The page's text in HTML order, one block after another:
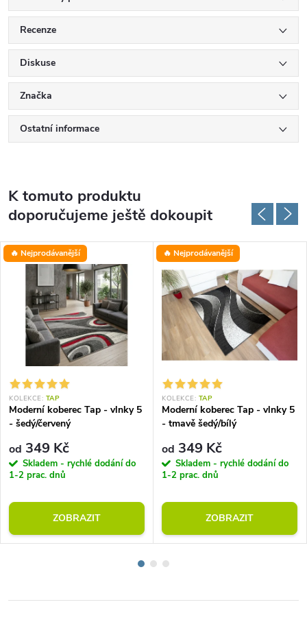
Recenze
Diskuse
Značka
Ostatní informace
K tomuto produktu
doporučujeme ještě dokoupit
🔥 Nejprodávanější
KOLEKCE: TAP
Moderní koberec Tap - vlnky 5
- šedý/červený
od 349 Kč
Skladem - rychlé dodání do
1-2 prac. dnů
ZOBRAZIT
🔥 Nejprodávanější
KOLEKCE: TAP
Moderní koberec Tap - vlnky 5
- tmavě šedý/bílý
od 349 Kč
Skladem - rychlé dodání do
1-2 prac. dnů
ZOBRAZIT